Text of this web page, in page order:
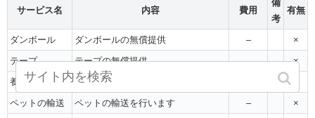
サービス名 内容 費用
備
考
有無
ダンボール ダンボールの無償提供 –
×
テープ
テープの無償提供 –
×
養生
配送荷物と住居の保護
ペットの輸送
ペットの輸送を行います –
×